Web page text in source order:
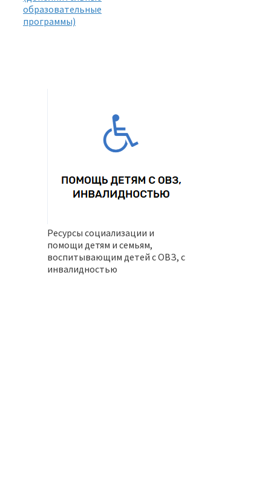
образовательные
программы)
Ресурсы социализации и
помощи детям и семьям,
воспитывающим детей с ОВЗ, с
инвалидностью